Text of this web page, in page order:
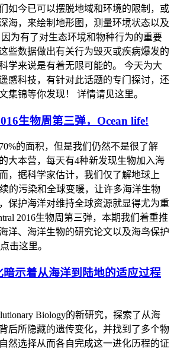
如今已可以摆脱地域和环境的限制，或
海，来绘制地形图，测量环境状态以及
为有了对生态环境和物种行为的重要
些数据做出有关行为毁灭或疾病爆发的
学来说是有着无限可能的。 今天为大
感科技，有针对此话题的专门探讨，还
集锦等你发现！ 详情请见这里。
生物周第三弹，Ocean life!
的面积，但是我们仍然不是很了解
大本营，每天有4种新发现生物加入海
，据科学家估计，我们仅了解地球上
的污染和全球变暖，让许多海洋生物
保护海洋对维持全球资源就显得尤为重
2016生物周第三弹，本期我们着重推
洋、海洋生物的研究论文以及海鸟保护
击这里。
示着从海洋到陆地的适应过程
Biology的新研究，探索了从海
后所隐藏的遗传变化，并找到了多个物
然选择从而各自完成这一进化历程的证